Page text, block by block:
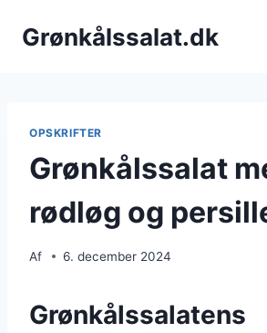
Grønkålssalat.dk
OPSKRIFTER
Grønkålssalat
rødløg og
Af 6. december 2024
Grønkålssalatens